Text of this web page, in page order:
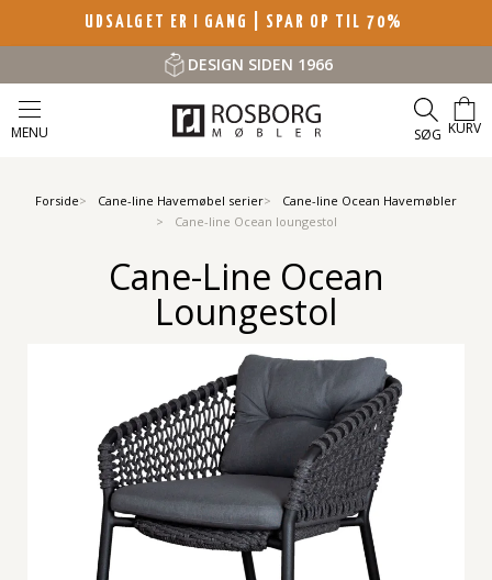
UDSALGET ER I GANG | SPAR OP TIL 70%
DESIGN SIDEN 1966
MENU SØG KURV
Forside Cane-line Havemøbel serier
Cane-line Ocean Havemøbler
Cane-line Ocean loungestol
Cane-Line Ocean
Loungestol